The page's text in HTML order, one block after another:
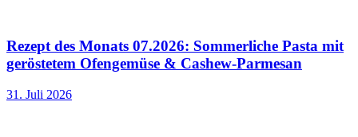
Rezept des Monats 07.2026: Sommerliche Pasta mit
geröstetem Ofengemüse & Cashew-Parmesan
31. Juli 2026